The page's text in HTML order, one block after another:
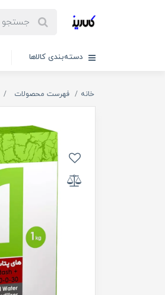
دسته‌بندی کالاها
خانه فهرست محصولات